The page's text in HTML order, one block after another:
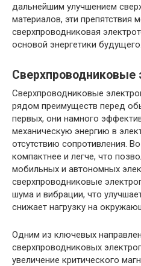
дальнейшим улучшением
материалов, эти препятствия
сверхпроводниковая
основой энергетики будущего.
Сверхпроводниковые
Сверхпроводниковые
рядом преимуществ перед
первых, они намного
механическую энергию в
отсутствию сопротивления.
компактнее и легче, что
мобильных и автономных
сверхпроводниковые
шума и вибрации, что
снижает нагрузку на
Одним из ключевых
сверхпроводниковых
увеличение критического